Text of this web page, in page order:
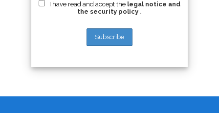
I have read and accept the legal notice and
the security policy .